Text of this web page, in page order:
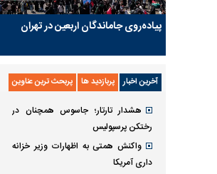
پیاده‌روی جاماندگان اربعین در تهران
آخرین اخبار پربازدید ها پربحث ترین عناوین
هشدار تارتار؛ جاسوس همچنان در
رختکن پرسپولیس
واکنش همتی به اظهارات وزیر خزانه
داری آمریکا